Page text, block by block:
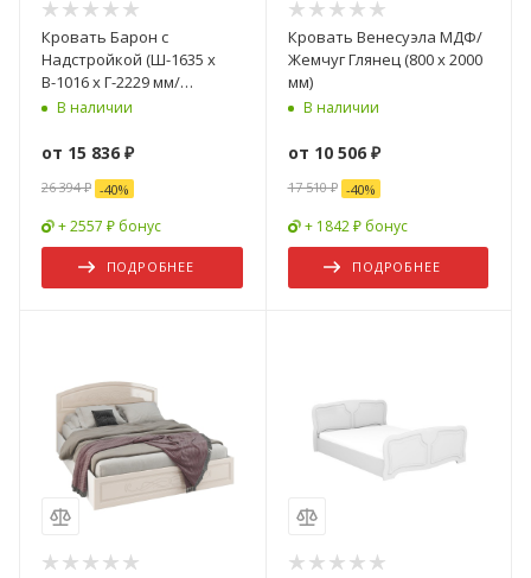
Кровать Барон с
Надстройкой (Ш-1635 х
В-1016 х Г-2229 мм/
Сп.место 1600 х 2000 мм)/
В наличии
от 15 836 ₽
26 394 ₽ -40%
+ 2557 ₽ бонус
ПОДРОБНЕЕ
Кровать Венесуэла МДФ/
Жемчуг Глянец (800 х 2000
мм)
В наличии
от 10 506 ₽
17 510 ₽ -40%
+ 1842 ₽ бонус
ПОДРОБНЕЕ